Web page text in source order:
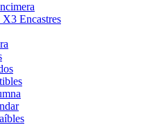
Encastres